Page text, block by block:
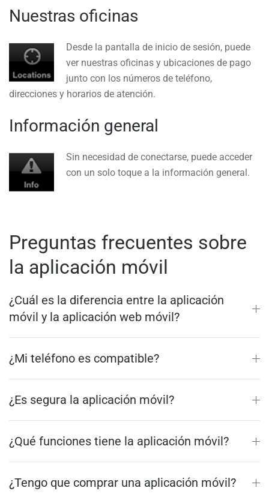
Nuestras oficinas
Desde la pantalla de inicio de sesión, puede
ver nuestras oficinas y ubicaciones de pago
junto con los números de teléfono,
direcciones y horarios de atención.
Información general
Sin necesidad de conectarse, puede acceder
con un solo toque a la información general.
Preguntas frecuentes sobre
la aplicación móvil
¿Cuál es la diferencia entre la aplicación
móvil y la aplicación web móvil?
¿Mi teléfono es compatible?
¿Es segura la aplicación móvil?
¿Qué funciones tiene la aplicación móvil?
¿Tengo que comprar una aplicación móvil?